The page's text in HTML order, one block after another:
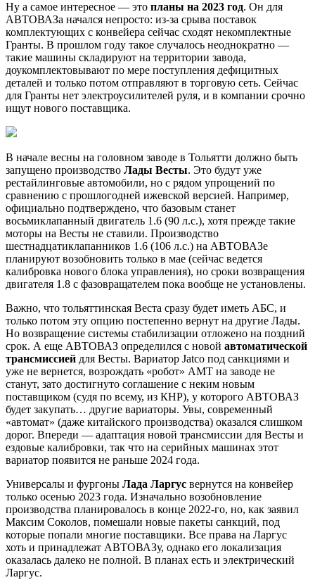
Ну а самое интересное — это планы на 2023 год. Он для
АВТОВАЗа начался непросто: из-за срыва поставок
комплектующих с конвейера сейчас сходят некомплектные
Гранты. В прошлом году такое случалось неоднократно —
такие машины складируют на территории завода,
доукомплектовывают по мере поступления дефицитных
деталей и только потом отправляют в торговую сеть. Сейчас
для Гранты нет электроусилителей руля, и в компании срочно
ищут нового поставщика.
В начале весны на головном заводе в Тольятти должно быть
запущено производство Лады Весты. Это будут уже
рестайлинговые автомобили, но с рядом упрощений по
сравнению с прошлогодней ижевской версией. Например,
официально подтверждено, что базовым станет
восьмиклапанный двигатель 1.6 (90 л.с.), хотя прежде такие
моторы на Весты не ставили. Производство
шестнадцатиклапанников 1.6 (106 л.с.) на АВТОВАЗе
планируют возобновить только в мае (сейчас ведется
калибровка нового блока управления), но сроки возвращения
двигателя 1.8 с фазовращателем пока вообще не установлены.
Важно, что тольяттинская Веста сразу будет иметь АБС, и
только потом эту опцию постепенно вернут на другие Лады.
Но возвращение системы стабилизации отложено на поздний
срок. А еще АВТОВАЗ определился с новой автоматической
трансмиссией для Весты. Вариатор Jatco под санкциями и
уже не вернется, возрождать «робот» АМТ на заводе не
станут, зато достигнуто соглашение с неким новым
поставщиком (судя по всему, из КНР), у которого АВТОВАЗ
будет закупать… другие вариаторы. Увы, современный
«автомат» (даже китайского производства) оказался слишком
дорог. Впереди — адаптация новой трансмиссии для Весты и
ездовые калибровки, так что на серийных машинах этот
вариатор появится не раньше 2024 года.
Универсалы и фургоны Лада Ларгус вернутся на конвейер
только осенью 2023 года. Изначально возобновление
производства планировалось в конце 2022-го, но, как заявил
Максим Соколов, помешали новые пакеты санкций, под
которые попали многие поставщики. Все права на Ларгус
хоть и принадлежат АВТОВАЗу, однако его локализация
оказалась далеко не полной. В планах есть и электрический
Ларгус.